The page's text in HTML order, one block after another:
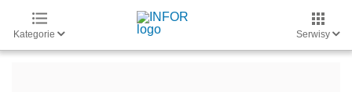
Kategorie Serwisy